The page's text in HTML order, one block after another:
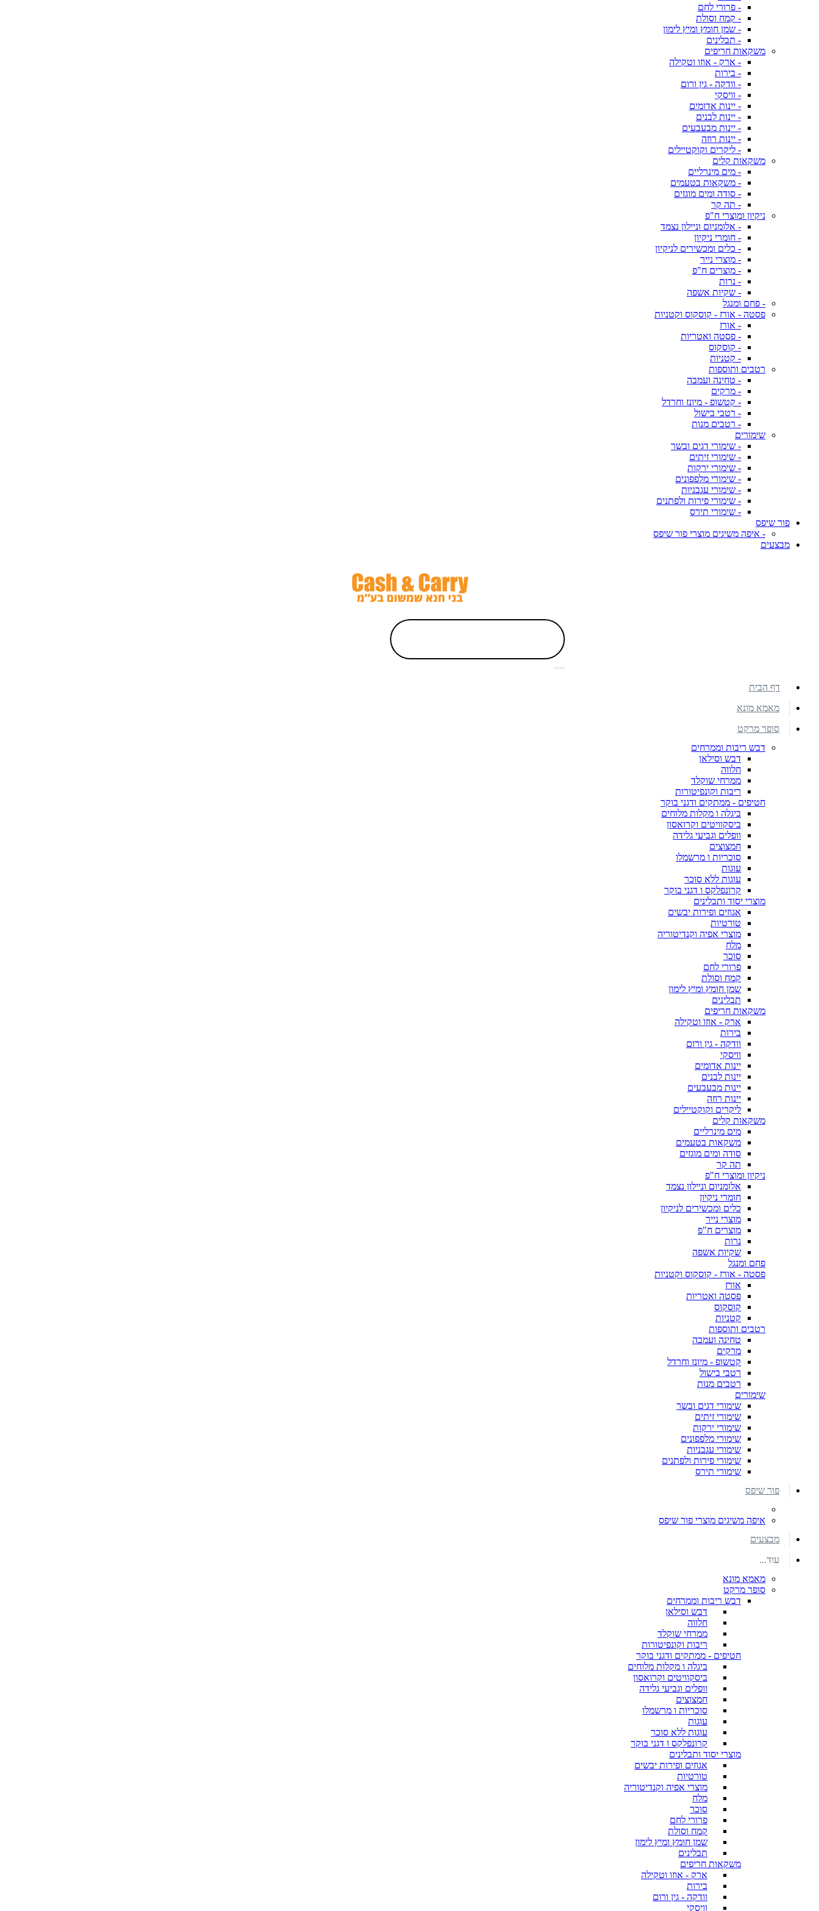
- פרורי לחם
- קמח וסולת
- שמן חומץ ומיץ לימון
- תבלינים
משקאות חריפים
- ארק - אוזו וטקילה
- בירות
- וודקה - גין ורום
- וויסקי
- יינות אדומים
- יינות לבנים
- יינות מבעבעים
- יינות רוזה
- ליקרים וקוקטיילים
משקאות קלים
- מים מינרליים
- משקאות בטעמים
- סודה ומים מוגזים
- תה קר
ניקיון ומוצרי ח"פ
- אלומניום וניילון נצמד
- חומרי ניקיון
- כלים ומכשירים לניקיון
- מוצרי נייר
- מוצרים ח"פ
- נרות
- שקיות אשפה
- פחם ומנגל
פסטה - אורז - קוסקוס וקטניות
- אורז
- פסטה ואטריות
- קוסקוס
- קטניות
רטבים ותוספות
- טחינה ועמבה
- מרקים
- קטשופ - מיונז וחרדל
- רטבי בישול
- רטבים מנות
שימורים
- שימורי דגים ובשר
- שימורי זיתים
- שימורי ירקות
- שימורי מלפפונים
- שימורי עגבניות
- שימורי פירות ולפתנים
- שימורי תירס
פור שיפס
- איפה משיגים מוצרי פור שיפס
מבצעים
דף הבית
מאמא מונא
סופר מרקט
דבש ריבות וממרחים
דבש וסילאן
חלווה
ממרחי שוקלד
ריבות וקונפיטורות
חטיפים - ממתקים ודגני בוקר
ביגלה ו מקלות מלוחים
ביסקוויטים וקרואסון
וופלים וגביעי גלידה
חמצוצים
סוכריות ו מרשמלו
עוגות
עוגות ללא סוכר
קרונפלקס ו דגני בוקר
מוצרי יסוד ותבלינים
אגוזים ופירות יבשים
טורטיות
מוצרי אפיה וקנדיטוריה
מלח
סוכר
פרורי לחם
קמח וסולת
שמן חומץ ומיץ לימון
תבלינים
משקאות חריפים
ארק - אוזו וטקילה
בירות
וודקה - גין ורום
וויסקי
יינות אדומים
יינות לבנים
יינות מבעבעים
יינות רוזה
ליקרים וקוקטיילים
משקאות קלים
מים מינרליים
משקאות בטעמים
סודה ומים מוגזים
תה קר
ניקיון ומוצרי ח"פ
אלומניום וניילון נצמד
חומרי ניקיון
כלים ומכשירים לניקיון
מוצרי נייר
מוצרים ח"פ
נרות
שקיות אשפה
פחם ומנגל
פסטה - אורז - קוסקוס וקטניות
אורז
פסטה ואטריות
קוסקוס
קטניות
רטבים ותוספות
טחינה ועמבה
מרקים
קטשופ - מיונז וחרדל
רטבי בישול
רטבים מנות
שימורים
שימורי דגים ובשר
שימורי זיתים
שימורי ירקות
שימורי מלפפונים
שימורי עגבניות
שימורי פירות ולפתנים
שימורי תירס
פור שיפס
איפה משיגים מוצרי פור שיפס
מבצעים
עוד...
מאמא מונא
סופר מרקט
דבש ריבות וממרחים
דבש וסילאן
חלווה
ממרחי שוקלד
ריבות וקונפיטורות
חטיפים - ממתקים ודגני בוקר
ביגלה ו מקלות מלוחים
ביסקוויטים וקרואסון
וופלים וגביעי גלידה
חמצוצים
סוכריות ו מרשמלו
עוגות
עוגות ללא סוכר
קרונפלקס ו דגני בוקר
מוצרי יסוד ותבלינים
אגוזים ופירות יבשים
טורטיות
מוצרי אפיה וקנדיטוריה
מלח
סוכר
פרורי לחם
קמח וסולת
שמן חומץ ומיץ לימון
תבלינים
משקאות חריפים
ארק - אוזו וטקילה
בירות
וודקה - גין ורום
וויסקי